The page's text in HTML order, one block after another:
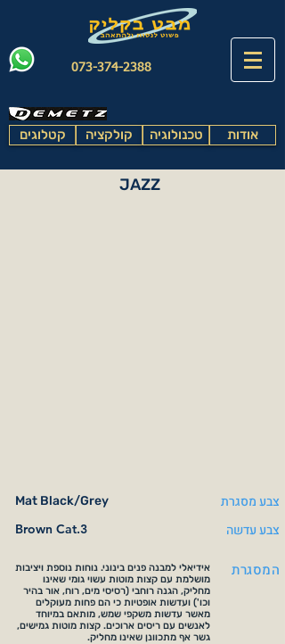
073-374-2388
קטלוגים קולקציה טכנולוגיה אודות
JAZZ
Mat Black/Grey צבע מסגרת
Brown Cat.3 צבע עדשה
אידיאלי למבנה פנים בינוני. נוחות נוספת ויציבות
מושלמת עם קצות מוטות עשוי גומי שאינו
מחליק, הגנה רוחבי (רסיסי מים, רוח, אור בהיר
וכו') ועדשות אופטיות כי הם פחות מעוקלים
מאשר עדשות משקפי שמש, מותאם במיוחד
לאנשים עם ריסים ארוכים. קצות מוטות גמישים,
גשר אף מתכוונן שאינו מחליק.
המסגרת